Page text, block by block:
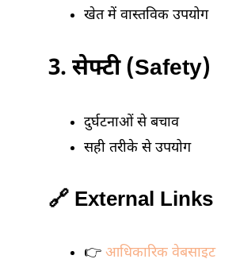
खेत में वास्तविक उपयोग
3. सेफ्टी (Safety)
दुर्घटनाओं से बचाव
सही तरीके से उपयोग
🔗 External Links
👉 आधिकारिक वेबसाइट